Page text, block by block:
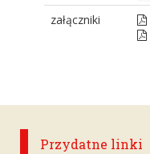
załączniki
Przydatne linki